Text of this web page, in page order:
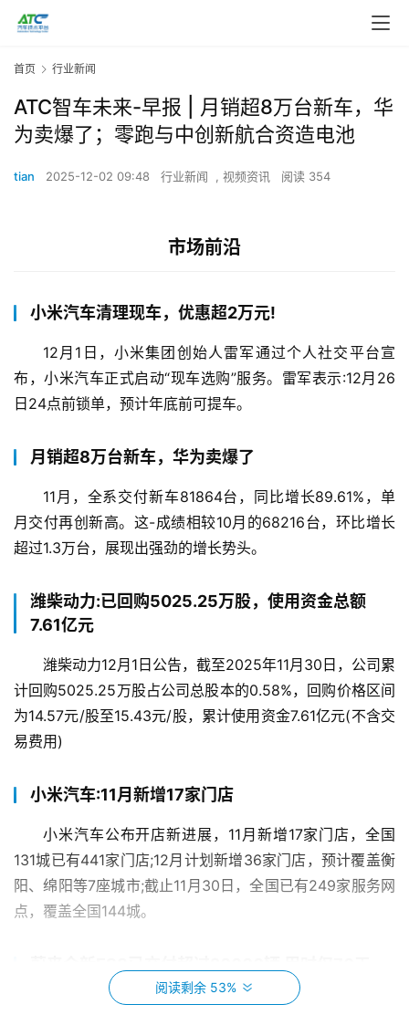
首页 行业新闻
ATC智车未来-早报 | 月销超8万台新车，华
为卖爆了；零跑与中创新航合资造电池
tian 2025-12-02 09:48 行业新闻 , 视频资讯 阅读 354
市场前沿
小米汽车清理现车，优惠超2万元!
12月1日，小米集团创始人雷军通过个人社交平台宣
布，小米汽车正式启动“现车选购”服务。雷军表示:12月26
日24点前锁单，预计年底前可提车。
月销超8万台新车，华为卖爆了
11月，全系交付新车81864台，同比增长89.61%，单
月交付再创新高。这-成绩相较10月的68216台，环比增长
超过1.3万台，展现出强劲的增长势头。
潍柴动力:已回购5025.25万股，使用资金总额
7.61亿元
潍柴动力12月1日公告，截至2025年11月30日，公司累
计回购5025.25万股占公司总股本的0.58%，回购价格区间
为14.57元/股至15.43元/股，累计使用资金7.61亿元(不含交
易费用)
小米汽车:11月新增17家门店
小米汽车公布开店新进展，11月新增17家门店，全国
131城已有441家门店;12月计划新增36家门店，预计覆盖衡
阳、绵阳等7座城市;截止11月30日，全国已有249家服务网
点，覆盖全国144城。
蔚来汽车刚刚宣布:在正式交付开启后的第 70天，蔚来
阅读剩余 53%